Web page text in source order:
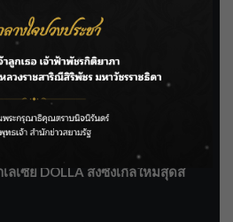
วนคิด! “อยากกินอะไรหลังจาก
ว้ตอนยังมีชีวิต”
ติดตามโครงการหุบกะพง–ห้วย
เพชรบุรี
ลเซีย DOLLA ส่งซิงเกิลใหม่สุดส